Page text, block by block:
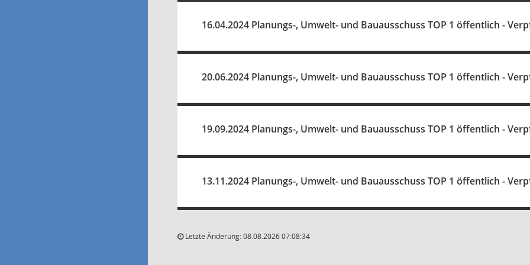
16.04.2024 Planungs-, Umwelt- und Bauausschuss TOP 1 öffentlich -
20.06.2024 Planungs-, Umwelt- und Bauausschuss TOP 1 öffentlich -
19.09.2024 Planungs-, Umwelt- und Bauausschuss TOP 1 öffentlich -
13.11.2024 Planungs-, Umwelt- und Bauausschuss TOP 1 öffentlich -
Letzte Änderung: 08.08.2026 07:08:34